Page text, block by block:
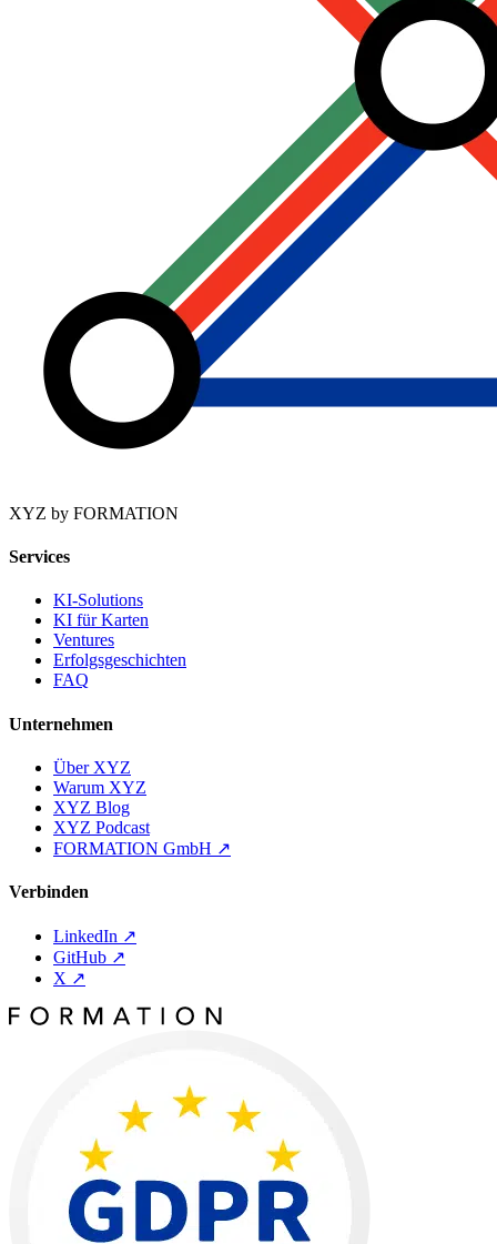
XYZ by FORMATION
Services
KI-Solutions
KI für Karten
Ventures
Erfolgsgeschichten
FAQ
Unternehmen
Über XYZ
Warum XYZ
XYZ Blog
XYZ Podcast
FORMATION GmbH ↗
Verbinden
LinkedIn ↗
GitHub ↗
X ↗